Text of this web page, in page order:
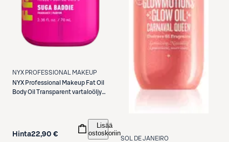
NYX PROFESSIONAL MAKEUP
NYX Professional Makeup Fat Oil
Body Oil Transparent vartaloöljy
Hinta22,90 €
Lisää
ostoskoriin
SOL DE JANEIRO